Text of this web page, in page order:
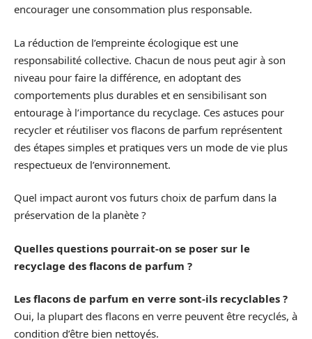
encourager une consommation plus responsable.
La réduction de l’empreinte écologique est une
responsabilité collective. Chacun de nous peut agir à son
niveau pour faire la différence, en adoptant des
comportements plus durables et en sensibilisant son
entourage à l’importance du recyclage. Ces astuces pour
recycler et réutiliser vos flacons de parfum représentent
des étapes simples et pratiques vers un mode de vie plus
respectueux de l’environnement.
Quel impact auront vos futurs choix de parfum dans la
préservation de la planète ?
Quelles questions pourrait-on se poser sur le
recyclage des flacons de parfum ?
Les flacons de parfum en verre sont-ils recyclables ?
Oui, la plupart des flacons en verre peuvent être recyclés, à
condition d’être bien nettoyés.